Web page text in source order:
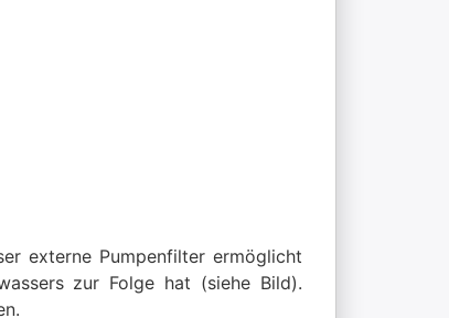
externe Pumpenfilter ermöglicht
zur Folge hat (siehe Bild).